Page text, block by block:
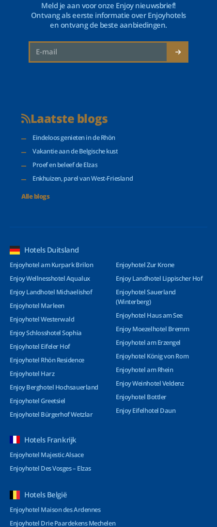
Meld je aan voor onze Enjoy nieuwsbrief!
Ontvang als eerste informatie over Enjoyhotels
en ontvang de beste aanbiedingen.
Laatste blogs
Eindeloos genieten in de Rhön
Vakantie aan de Belgische kust
Proef en beleef de Elzas
Enkhuizen, parel van West-Friesland
Alle blogs
Hotels Duitsland
Enjoyhotel am Kurpark Brilon
Enjoy Wellnesshotel Aqualux
Enjoy Landhotel Michaelishof
Enjoyhotel Marleen
Enjoyhotel Westerwald
Enjoy Schlosshotel Sophia
Enjoyhotel Eifeler Hof
Enjoyhotel Rhön Residence
Enjoyhotel Harz
Enjoy Berghotel Hochsauerland
Enjoyhotel Greetsiel
Enjoyhotel Bürgerhof Wetzlar
Enjoyhotel Zur Krone
Enjoy Landhotel Lippischer Hof
Enjoyhotel Sauerland
(Winterberg)
Enjoyhotel Haus am See
Enjoy Moezelhotel Bremm
Enjoyhotel am Erzengel
Enjoyhotel König von Rom
Enjoyhotel am Rhein
Enjoy Weinhotel Veldenz
Enjoyhotel Bottler
Enjoy Eifelhotel Daun
Hotels Frankrijk
Enjoyhotel Majestic Alsace
Enjoyhotel Des Vosges – Elzas
Hotels België
Enjoyhotel Maison des Ardennes
Enjoyhotel Drie Paardekens Mechelen